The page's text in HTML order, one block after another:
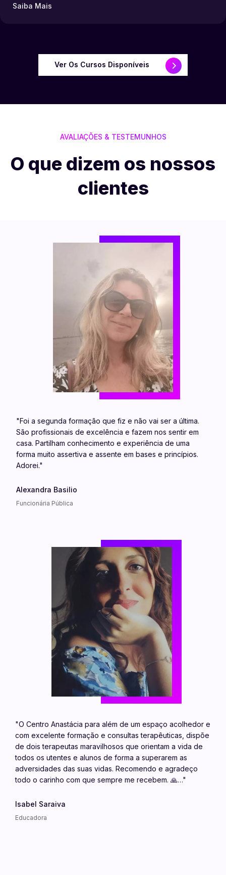
Saiba Mais
Ver Os Cursos Disponíveis
AVALIAÇÕES & TESTEMUNHOS
O que dizem os nossos
clientes
"Foi a segunda formação que fiz e não vai ser a última.
São profissionais de excelência e fazem nos sentir em
casa. Partilham conhecimento e experiência de uma
forma muito assertiva e assente em bases e princípios.
Adorei."
Alexandra Basilio
Funcionária Pública
"O Centro Anastácia para além de um espaço acolhedor e
com excelente formação e consultas terapêuticas, dispõe
de dois terapeutas maravilhosos que orientam a vida de
todos os utentes e alunos de forma a superarem as
adversidades das suas vidas. Recomendo e agradeço
todo o carinho com que sempre me recebem. 🙏…"
Isabel Saraiva
Educadora